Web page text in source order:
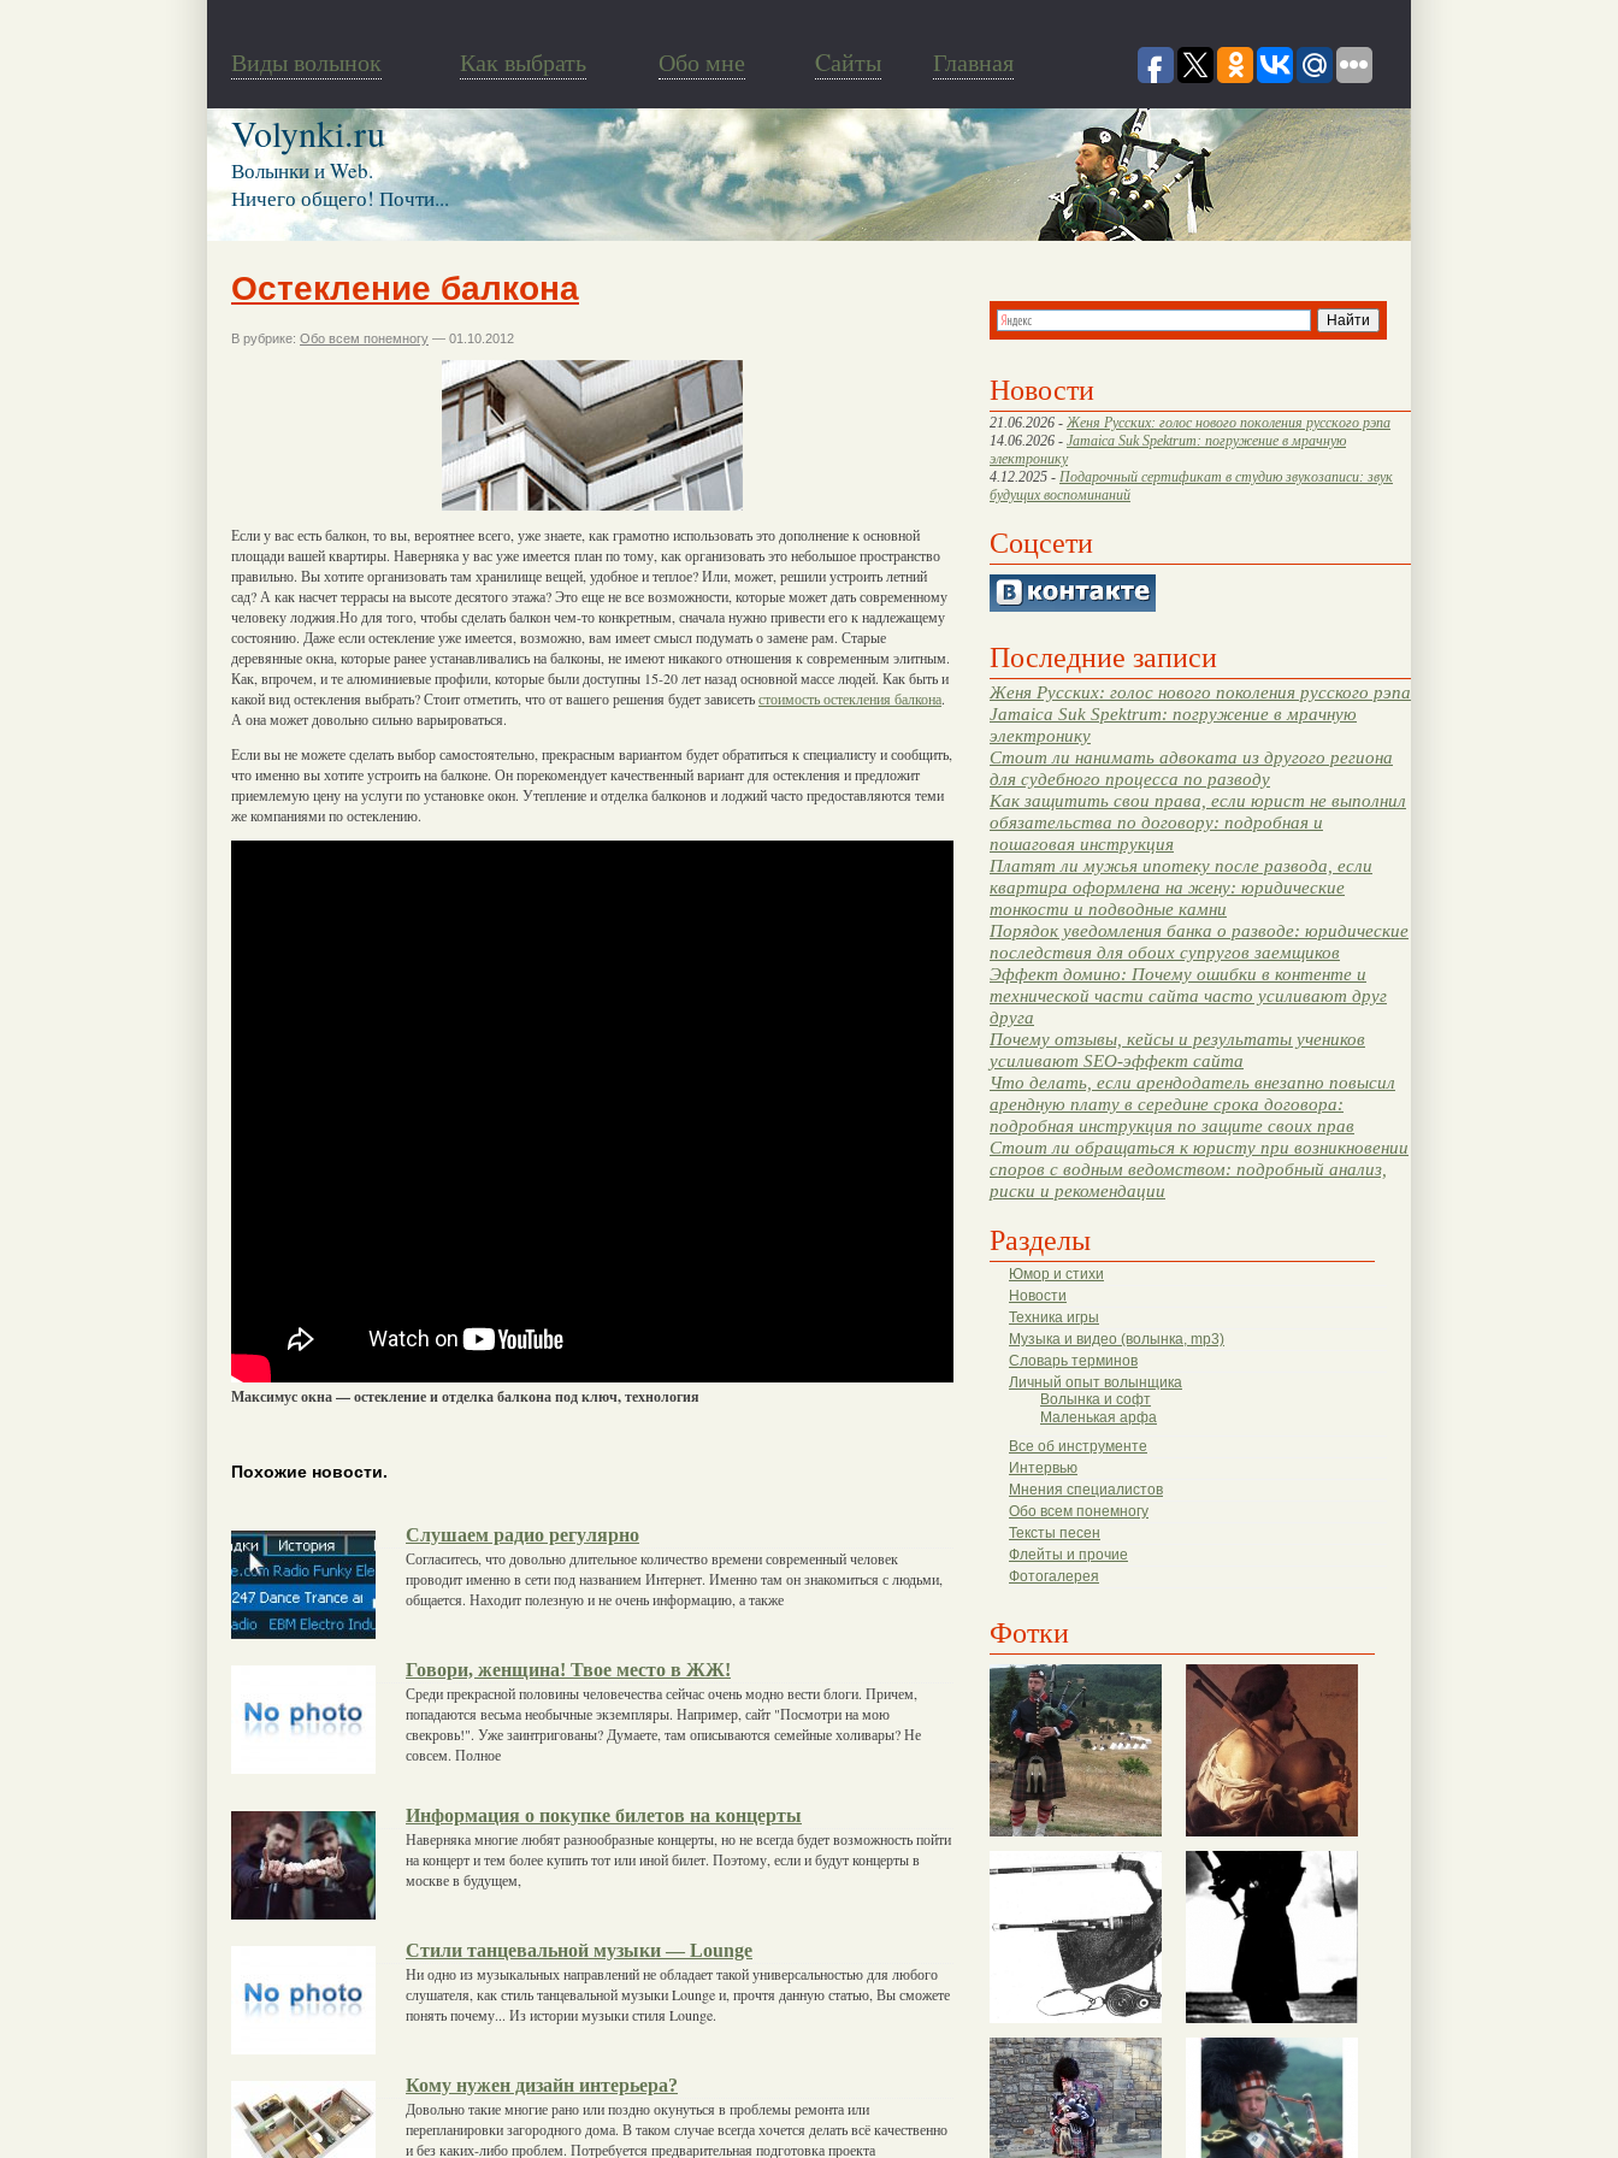
Виды волынок Как выбрать Обо мне Cайты Главная
Volynki.ru
Волынки и Web.
Ничего общего! Почти...
Новости
21.06.2026 - Женя Русских: голос нового поколения русского рэпа
14.06.2026 - Jamaica Suk Spektrum: погружение в мрачную
электронику
4.12.2025 - Подарочный сертификат в студию звукозаписи: звук
будущих воспоминаний
Соцсети
Последние записи
Женя Русских: голос нового поколения русского рэпа
Jamaica Suk Spektrum: погружение в мрачную
электронику
Стоит ли нанимать адвоката из другого региона
для судебного процесса по разводу
Как защитить свои права, если юрист не выполнил
обязательства по договору: подробная и
пошаговая инструкция
Платят ли мужья ипотеку после развода, если
квартира оформлена на жену: юридические
тонкости и подводные камни
Порядок уведомления банка о разводе: юридические
последствия для обоих супругов заемщиков
Эффект домино: Почему ошибки в контенте и
технической части сайта часто усиливают друг
друга
Почему отзывы, кейсы и результаты учеников
усиливают SEO-эффект сайта
Что делать, если арендодатель внезапно повысил
арендную плату в середине срока договора:
подробная инструкция по защите своих прав
Стоит ли обращаться к юристу при возникновении
споров с водным ведомством: подробный анализ,
риски и рекомендации
Разделы
Юмор и стихи
Новости
Техника игры
Музыка и видео (волынка, mp3)
Словарь терминов
Личный опыт волынщика
Волынка и софт
Маленькая арфа
Все об инструменте
Интервью
Мнения специалистов
Обо всем понемногу
Тексты песен
Флейты и прочие
Фотогалерея
Фотки
Остекление балкона
В рубрике: Обо всем понемногу — 01.10.2012
Если у вас есть балкон, то вы, вероятнее всего, уже знаете, как грамотно использовать это дополнение к основной
площади вашей квартиры. Наверняка у вас уже имеется план по тому, как организовать это небольшое пространство
правильно. Вы хотите организовать там хранилище вещей, удобное и теплое? Или, может, решили устроить летний
сад? А как насчет террасы на высоте десятого этажа? Это еще не все возможности, которые может дать современному
человеку лоджия.Но для того, чтобы сделать балкон чем-то конкретным, сначала нужно привести его к надлежащему
состоянию. Даже если остекление уже имеется, возможно, вам имеет смысл подумать о замене рам. Старые
деревянные окна, которые ранее устанавливались на балконы, не имеют никакого отношения к современным элитным.
Как, впрочем, и те алюминиевые профили, которые были доступны 15-20 лет назад основной массе людей. Как быть и
какой вид остекления выбрать? Стоит отметить, что от вашего решения будет зависетьстоимость остекления балкона.
А она может довольно сильно варьироваться.
Если вы не можете сделать выбор самостоятельно, прекрасным вариантом будет обратиться к специалисту и сообщить,
что именно вы хотите устроить на балконе. Он порекомендует качественный вариант для остекления и предложит
приемлемую цену на услуги по установке окон. Утепление и отделка балконов и лоджий часто предоставляются теми
же компаниями по остеклению.
Максимус окна — остекление и отделка балкона под ключ, технология
Похожие новости.
Слушаем радио регулярно
Согласитесь, что довольно длительное количество времени современный человек
проводит именно в сети под названием Интернет. Именно там он знакомиться с людьми,
общается. Находит полезную и не очень информацию, а также
Говори, женщина! Твое место в ЖЖ!
Среди прекрасной половины человечества сейчас очень модно вести блоги. Причем,
попадаются весьма необычные экземпляры. Например, сайт "Посмотри на мою
свекровь!". Уже заинтригованы? Думаете, там описываются семейные холивары? Не
совсем. Полное
Информация о покупке билетов на концерты
Наверняка многие любят разнообразные концерты, но не всегда будет возможность пойти
на концерт и тем более купить тот или иной билет. Поэтому, если и будут концерты в
москве в будущем,
Стили танцевальной музыки — Lounge
Ни одно из музыкальных направлений не обладает такой универсальностью для любого
слушателя, как стиль танцевальной музыки Lounge и, прочтя данную статью, Вы сможете
понять почему... Из истории музыки стиля Lounge.
Кому нужен дизайн интерьера?
Довольно такие многие рано или поздно окунуться в проблемы ремонта или
перепланировки загородного дома. В таком случае всегда хочется делать всё качественно
и без каких-либо проблем. Потребуется предварительная подготовка проекта